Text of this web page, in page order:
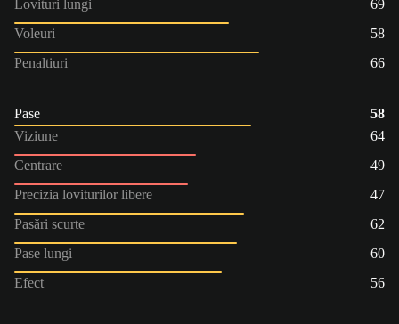
Lovituri lungi
69
Voleuri
58
Penaltiuri
66
Pase
58
Viziune
64
Centrare
49
Precizia loviturilor libere
47
Pasări scurte
62
Pase lungi
60
Efect
56